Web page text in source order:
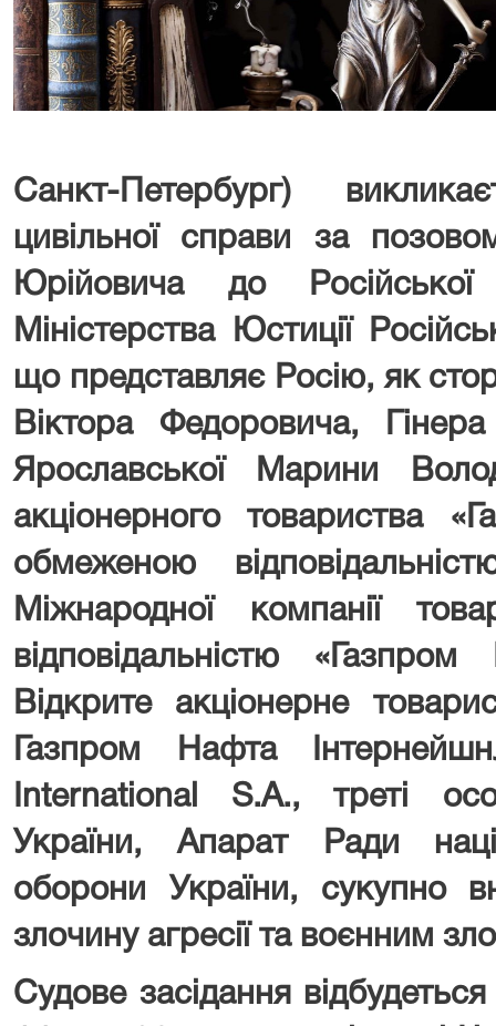
Санкт-Петербург)
цивільної справи за
Юрійовича до
Міністерства Юстиції
що представляє Росію, як
Віктора Федоровича,
Ярославської Марини
акціонерного товариства
обмеженою
Міжнародної компанії
відповідальністю «Газпром
Відкрите акціонерне
Газпром Нафта
International
S.A., треті
України, Апарат Ради
оборони України, сукупно
злочину агресії та воєнним
Судове засідання